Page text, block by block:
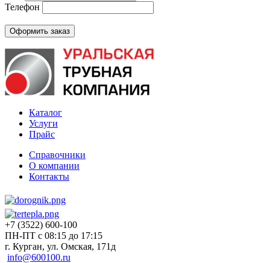
Телефон
Каталог
Услуги
Прайс
Справочники
О компании
Контакты
+7 (3522) 600-100
ПН-ПТ с 08:15 до 17:15
г. Курган, ул. Омская, 171д
info@600100.ru